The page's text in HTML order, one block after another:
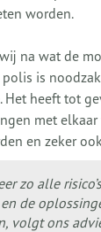
worden.
na wat de
polis is
Het heeft tot
met
en zeker
zo alle
de
volgt ons